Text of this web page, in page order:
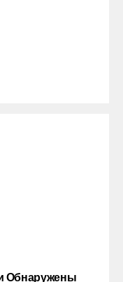
Обнаружены